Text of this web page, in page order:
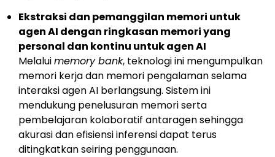
Ekstraksi dan pemanggilan memori untuk
agen AI dengan ringkasan memori yang
personal dan kontinu untuk agen AI
Melaluimemory bank, teknologi ini mengumpulkan
memori kerja dan memori pengalaman selama
interaksi agen AI berlangsung. Sistem ini
mendukung penelusuran memori serta
pembelajaran kolaboratif antaragen sehingga
akurasi dan efisiensi inferensi dapat terus
ditingkatkan seiring penggunaan.